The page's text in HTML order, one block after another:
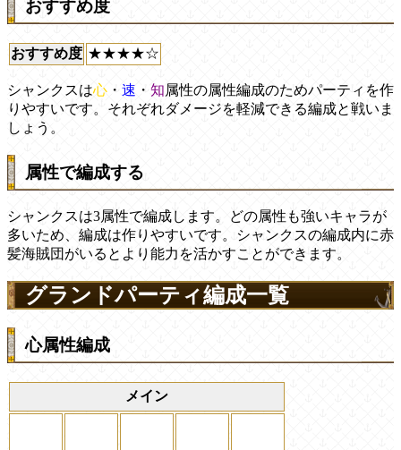
おすすめ度
おすすめ度 ★★★★☆
シャンクスは心 ・ 速 ・ 知属性の属性編成のためパーティを作
りやすいです。それぞれダメージを軽減できる編成と戦いま
しょう。
属性で編成する
シャンクスは3属性で編成します。どの属性も強いキャラが
多いため、編成は作りやすいです。シャンクスの編成内に赤
髪海賊団がいるとより能力を活かすことができます。
グランドパーティ編成一覧
心属性編成
メイン